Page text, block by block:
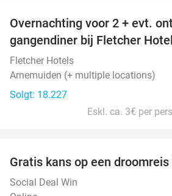
Overnachting voor 2 + evt.
gangendiner bij Fletcher
Fletcher Hotels
Arnemuiden (+ multiple locations)
Solgt: 18.227
Eskl. ca. 3€ per
Gratis kans op een
Social Deal Win